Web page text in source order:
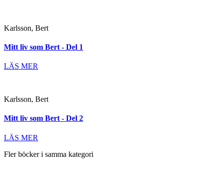
Karlsson, Bert
Mitt liv som Bert - Del 1
LÄS MER
Karlsson, Bert
Mitt liv som Bert - Del 2
LÄS MER
Fler böcker i samma kategori